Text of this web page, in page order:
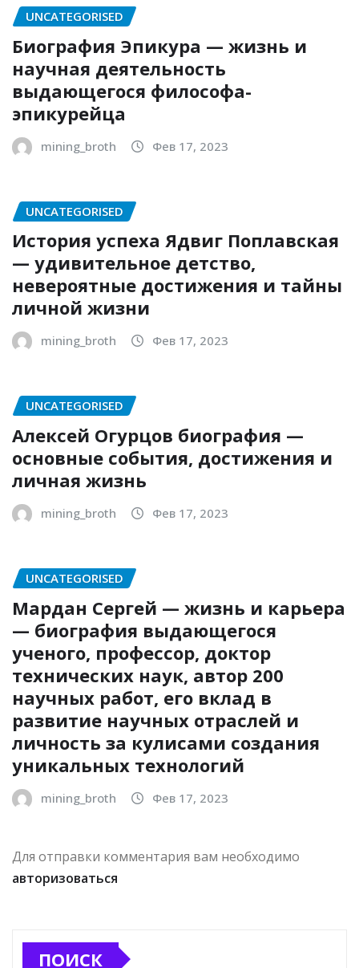
UNCATEGORISED
Биография Эпикура — жизнь и
научная деятельность
выдающегося философа-
эпикурейца
mining_broth Фев 17, 2023
UNCATEGORISED
История успеха Ядвиг Поплавская
— удивительное детство,
невероятные достижения и тайны
личной жизни
mining_broth Фев 17, 2023
UNCATEGORISED
Алексей Огурцов биография —
основные события, достижения и
личная жизнь
mining_broth Фев 17, 2023
UNCATEGORISED
Мардан Сергей — жизнь и карьера
— биография выдающегося
ученого, профессор, доктор
технических наук, автор 200
научных работ, его вклад в
развитие научных отраслей и
личность за кулисами создания
уникальных технологий
mining_broth Фев 17, 2023
Для отправки комментария вам необходимо
авторизоваться
ПОИСК